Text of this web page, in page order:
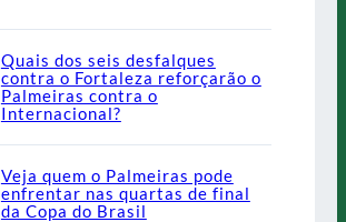
Quais dos seis desfalques
contra o Fortaleza reforçarão o
Palmeiras contra o
Internacional?
Veja quem o Palmeiras pode
enfrentar nas quartas de final
da Copa do Brasil